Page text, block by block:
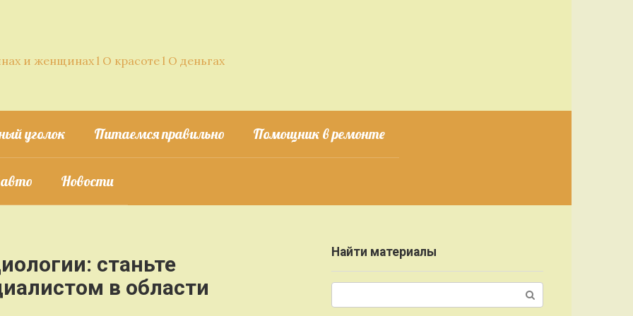
и женщинах l О красоте l О деньгах
уголок Питаемся правильно Помощник в ремонте
авто Новости
станьте
в области
Найти материалы